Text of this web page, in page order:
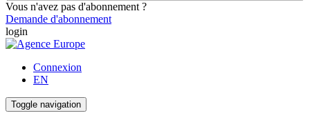
Vous n'avez pas d'abonnement ?
Demande d'abonnement
login
Connexion
EN
Toggle navigation